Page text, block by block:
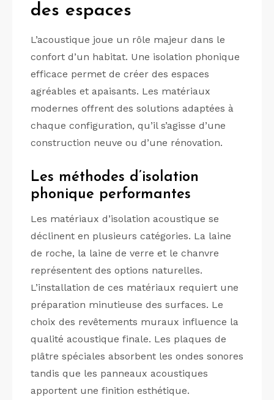
des espaces
L’acoustique joue un rôle majeur dans le
confort d’un habitat. Une isolation phonique
efficace permet de créer des espaces
agréables et apaisants. Les matériaux
modernes offrent des solutions adaptées à
chaque configuration, qu’il s’agisse d’une
construction neuve ou d’une rénovation.
Les méthodes d’isolation
phonique performantes
Les matériaux d’isolation acoustique se
déclinent en plusieurs catégories. La laine
de roche, la laine de verre et le chanvre
représentent des options naturelles.
L’installation de ces matériaux requiert une
préparation minutieuse des surfaces. Le
choix des revêtements muraux influence la
qualité acoustique finale. Les plaques de
plâtre spéciales absorbent les ondes sonores
tandis que les panneaux acoustiques
apportent une finition esthétique.